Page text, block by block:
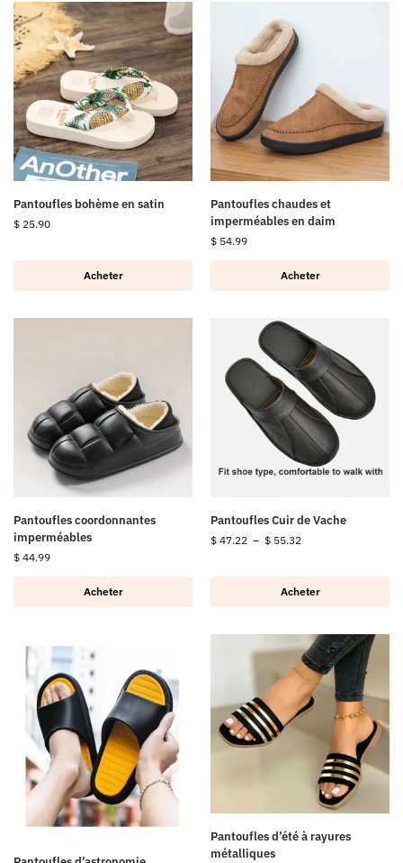
Pantoufles bohème en satin
$ 25.90
Acheter
Pantoufles chaudes et
imperméables en daim
$ 54.99
Acheter
Pantoufles coordonnantes
imperméables
$ 44.99
Acheter
Pantoufles Cuir de Vache
$ 47.22 – $ 55.32
Acheter
Pantoufles d’été à rayures
métalliques